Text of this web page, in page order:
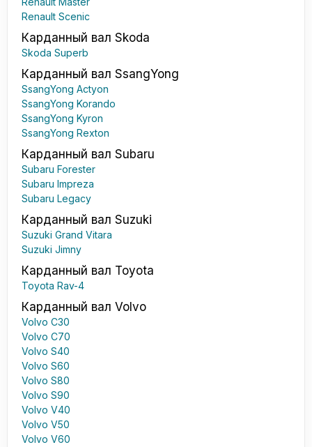
Renault Scenic
Карданный вал Skoda
Skoda Superb
Карданный вал SsangYong
SsangYong Actyon
SsangYong Korando
SsangYong Kyron
SsangYong Rexton
Карданный вал Subaru
Subaru Forester
Subaru Impreza
Subaru Legacy
Карданный вал Suzuki
Suzuki Grand Vitara
Suzuki Jimny
Карданный вал Toyota
Toyota Rav-4
Карданный вал Volvo
Volvo C30
Volvo C70
Volvo S40
Volvo S60
Volvo S80
Volvo S90
Volvo V40
Volvo V50
Volvo V60